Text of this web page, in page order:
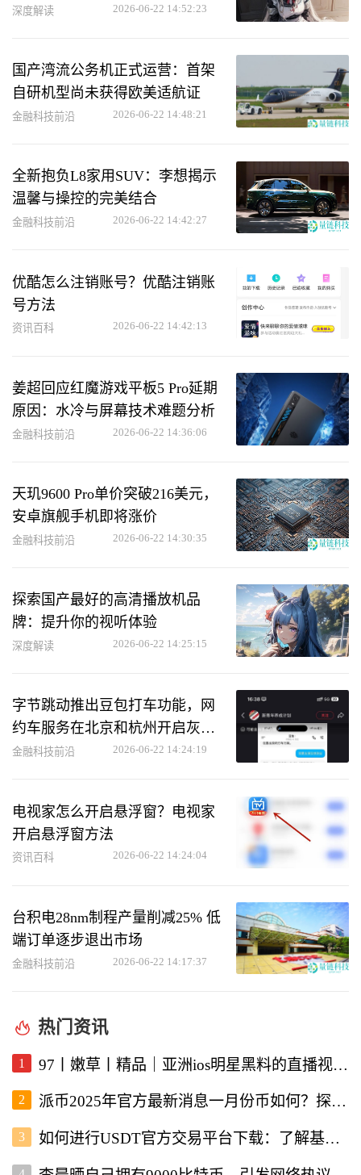
深度解读 2026-06-22 14:52:23
国产湾流公务机正式运营：首架
自研机型尚未获得欧美适航证
金融科技前沿 2026-06-22 14:48:21
全新抱负L8家用SUV：李想揭示
温馨与操控的完美结合
金融科技前沿 2026-06-22 14:42:27
优酷怎么注销账号？优酷注销账
号方法
资讯百科 2026-06-22 14:42:13
姜超回应红魔游戏平板5 Pro延期
原因：水冷与屏幕技术难题分析
金融科技前沿 2026-06-22 14:36:06
天玑9600 Pro单价突破216美元，
安卓旗舰手机即将涨价
金融科技前沿 2026-06-22 14:30:35
探索国产最好的高清播放机品
牌：提升你的视听体验
深度解读 2026-06-22 14:25:15
字节跳动推出豆包打车功能，网
约车服务在北京和杭州开启灰度
测试
金融科技前沿 2026-06-22 14:24:19
电视家怎么开启悬浮窗？电视家
开启悬浮窗方法
资讯百科 2026-06-22 14:24:04
台积电28nm制程产量削减25% 低
端订单逐步退出市场
金融科技前沿 2026-06-22 14:17:37
热门资讯
1 97丨嫩草丨精品｜亚洲ios明星黑料的直播视频软件深度解析
2 派币2025年官方最新消息一月份币如何？探讨未来发展与行情走势
3 如何进行USDT官方交易平台下载：了解基本流程与注意事项